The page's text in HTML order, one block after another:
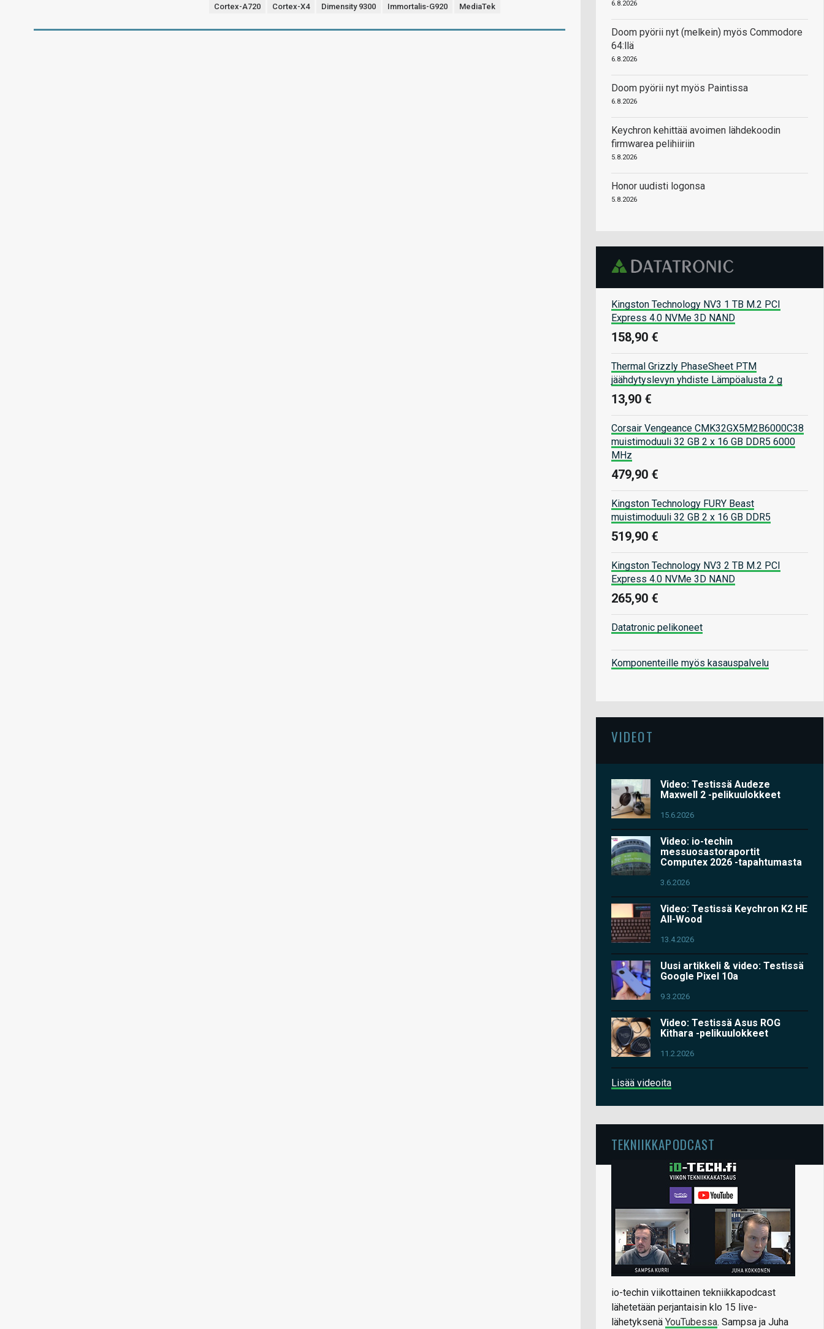
Cortex-A720 Cortex-X4 Dimensity 9300 Immortalis-G920 MediaTek 6.8.2026
Doom pyörii nyt (melkein) myös Commodore
64:llä
6.8.2026
Doom pyörii nyt myös Paintissa
6.8.2026
Keychron kehittää avoimen lähdekoodin
firmwarea pelihiiriin
5.8.2026
Honor uudisti logonsa
5.8.2026
Kingston Technology NV3 1 TB M.2 PCI
Express 4.0 NVMe 3D NAND
158,90 €
Thermal Grizzly PhaseSheet PTM
jäähdytyslevyn yhdiste Lämpöalusta 2 g
13,90 €
Corsair Vengeance CMK32GX5M2B6000C38
muistimoduuli 32 GB 2 x 16 GB DDR5 6000
MHz
479,90 €
Kingston Technology FURY Beast
muistimoduuli 32 GB 2 x 16 GB DDR5
519,90 €
Kingston Technology NV3 2 TB M.2 PCI
Express 4.0 NVMe 3D NAND
265,90 €
Datatronic pelikoneet
Komponenteille myös kasauspalvelu
VIDEOT
Video: Testissä Audeze
Maxwell 2 -pelikuulokkeet
15.6.2026
Video: io-techin
messuosastoraportit
Computex 2026 -tapahtumasta
3.6.2026
Video: Testissä Keychron K2 HE
All-Wood
13.4.2026
Uusi artikkeli & video: Testissä
Google Pixel 10a
9.3.2026
Video: Testissä Asus ROG
Kithara -pelikuulokkeet
11.2.2026
Lisää videoita
TEKNIIKKAPODCAST
io-techin viikottainen tekniikkapodcast
lähetetään perjantaisin klo 15 live-
lähetyksenä YouTubessa. Sampsa ja Juha